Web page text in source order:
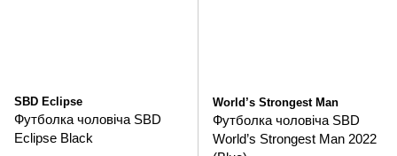
SBD Eclipse
Футболка чоловіча SBD
Eclipse Black
World’s Strongest Man
Футболка чоловіча SBD
World’s Strongest Man 2022